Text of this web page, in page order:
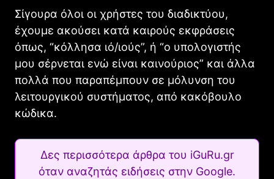
Σίγουρα όλοι οι χρήστες του διαδικτύου,
έχουμε ακούσει κατά καιρούς εκφράσεις
όπως, “κόλλησα ιό/ιούς”, ή “ο υπολογιστής
μου σέρνεται ενώ είναι καινούριος” και άλλα
πολλά που παραπέμπουν σε μόλυνση του
λειτουργικού συστήματος, από κακόβουλο
κώδικα.
Δες περισσότερα άρθρα του iGuRu.gr
όταν αναζητάς ειδήσεις στην Google.